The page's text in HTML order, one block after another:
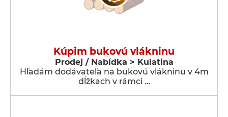
Kúpim bukovú vlákninu
Prodej / Nabídka > Kulatina
Hľadám dodávateľa na bukovú vlákninu v 4m
dĺžkach v rámci …